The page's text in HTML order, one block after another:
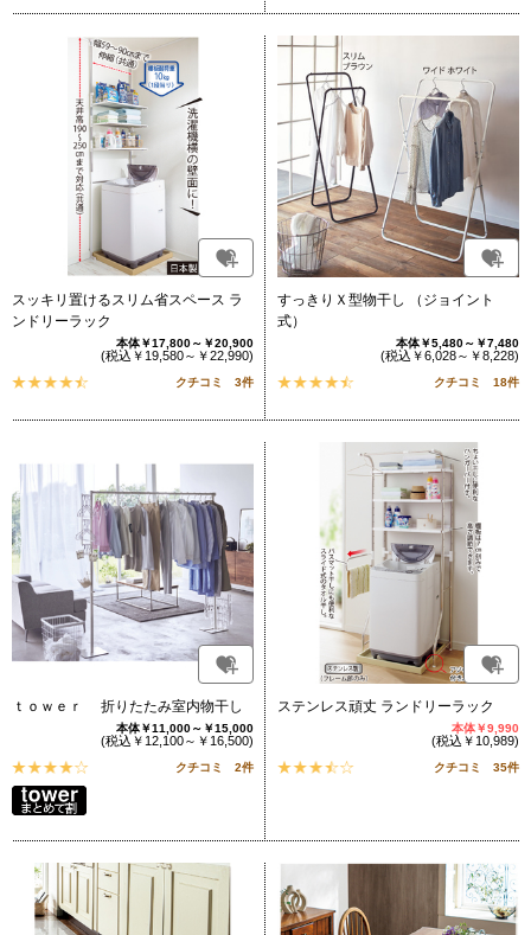
スッキリ置けるスリム省スペース ラ
ンドリーラック
本体￥17,800～￥20,900
(税込￥19,580～￥22,990)
クチコミ 3件
すっきりＸ型物干し （ジョイント
式）
本体￥5,480～￥7,480
(税込￥6,028～￥8,228)
クチコミ 18件
ｔｏｗｅｒ 折りたたみ室内物干し
本体￥11,000～￥15,000
(税込￥12,100～￥16,500)
クチコミ 2件
ステンレス頑丈 ランドリーラック
本体￥9,990
(税込￥10,989)
クチコミ 35件